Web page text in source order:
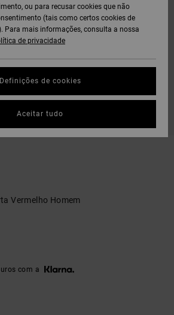
Vermelho Homem
com a
ou para recusar cookies que não
(tais como certos cookies de
Para mais informações, consulta a nossa
de privacidade
Definições de cookies
Aceitar tudo